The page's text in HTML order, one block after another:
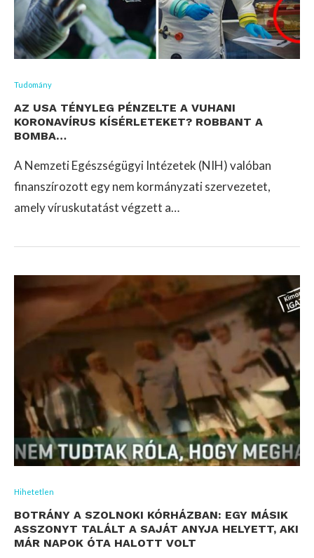
Tudomány
AZ USA TÉNYLEG PÉNZELTE A VUHANI
KORONAVÍRUS KÍSÉRLETEKET? ROBBANT A
BOMBA…
A Nemzeti Egészségügyi Intézetek (NIH) valóban
finanszírozott egy nem kormányzati szervezetet,
amely víruskutatást végzett a…
Hihetetlen
BOTRÁNY A SZOLNOKI KÓRHÁZBAN: EGY MÁSIK
ASSZONYT TALÁLT A SAJÁT ANYJA HELYETT, AKI
MÁR NAPOK ÓTA HALOTT VOLT